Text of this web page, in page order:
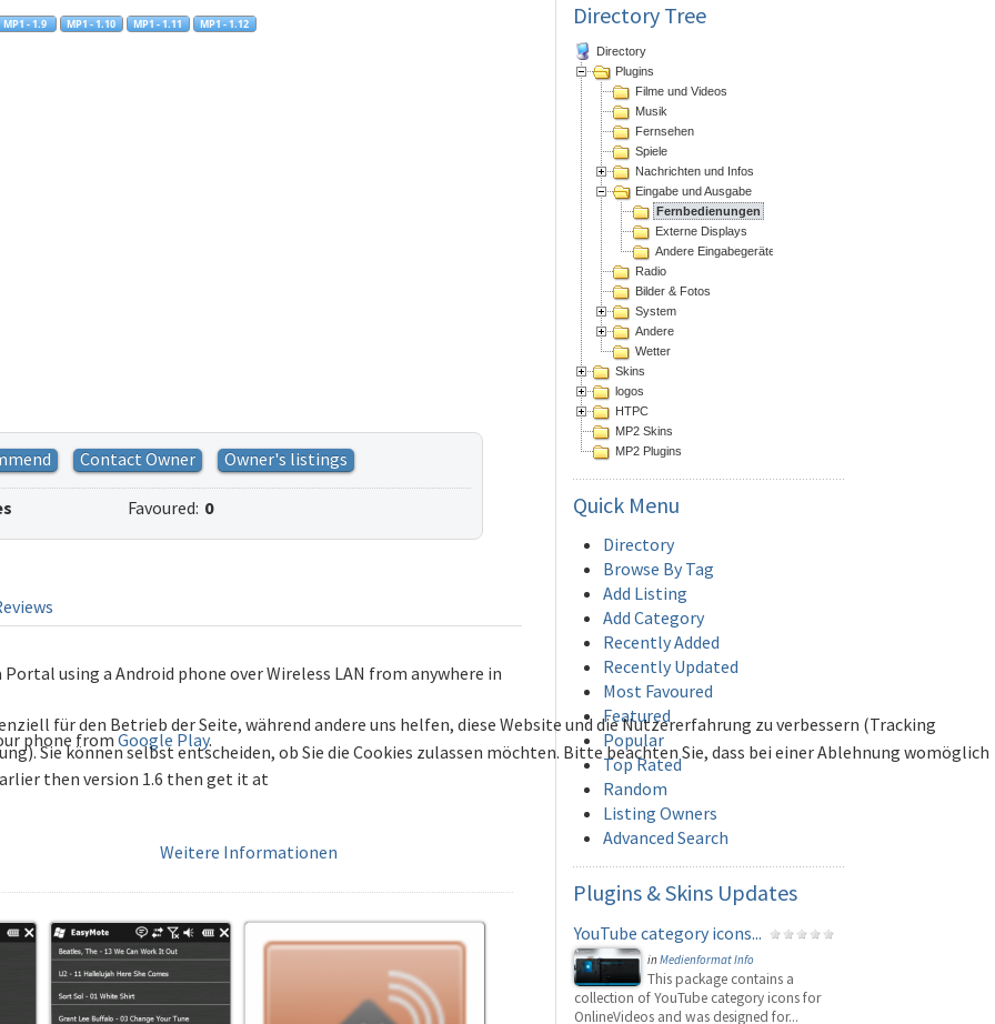
Contact Owner Owner's listings
Favoured: 0
using a Android phone over Wireless LAN from anywhere in
phone from Google Play.
then version 1.6 then get it at
Directory Tree
Directory
Plugins
Filme und Videos
Musik
Fernsehen
Spiele
Nachrichten und Infos
Eingabe und Ausgabe
Fernbedienungen
Externe Displays
Andere Eingabegeräte
Radio
Bilder & Fotos
System
Andere
Wetter
Skins
logos
HTPC
MP2 Skins
MP2 Plugins
Quick Menu
Directory
Browse By Tag
Add Listing
Add Category
Recently Added
Recently Updated
Most Favoured
Featured
Popular
Top Rated
Random
Listing Owners
Advanced Search
Plugins & Skins Updates
YouTube category icons...
inMedienformat Info
This package contains a
collection of YouTube category icons for
OnlineVideos and was designed for...
für den Betrieb der Seite, während andere uns helfen, diese Website und die Nutzererfahrung zu verbessern (Tracking
Sie können selbst entscheiden, ob Sie die Cookies zulassen möchten. Bitte beachten Sie, dass bei einer Ablehnung womöglich
Weitere Informationen